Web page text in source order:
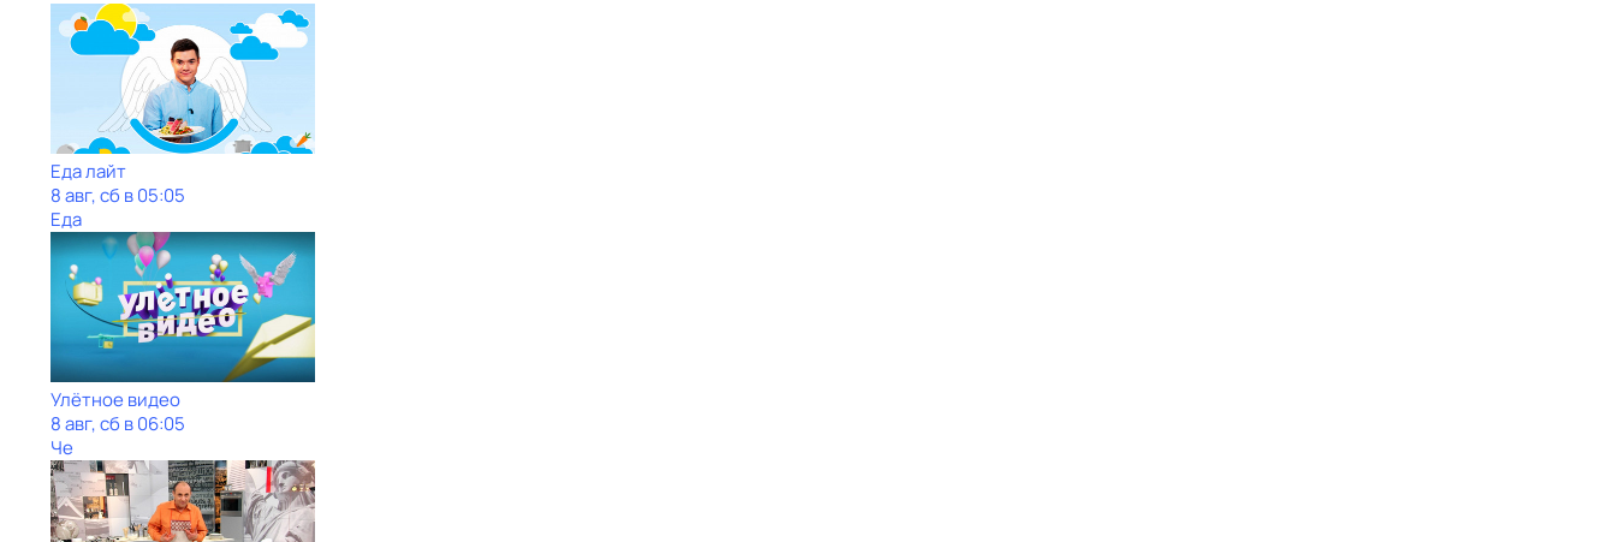
Еда лайт
8 авг, сб в 05:05
Еда
Улётное видео
8 авг, сб в 06:05
Че